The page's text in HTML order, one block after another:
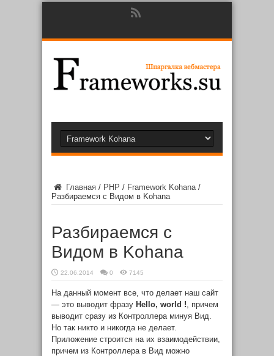
Главная / PHP / Framework Kohana /
Разбираемся с Видом в Kohana
Разбираемся с
Видом в Kohana
22.06.2014 0 7145
На данный момент все, что делает наш сайт
— это выводит фразу Hello, world ! , причем
выводит сразу из Контроллера минуя Вид.
Но так никто и никогда не делает.
Приложение строится на их взаимодействии,
причем из Контроллера в Вид можно